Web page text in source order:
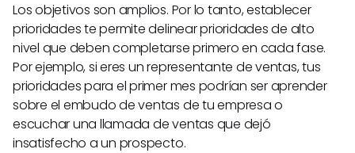
Los objetivos son amplios. Por lo tanto, establecer
prioridades te permite delinear prioridades de alto
nivel que deben completarse primero en cada fase.
Por ejemplo, si eres un representante de ventas, tus
prioridades para el primer mes podrían ser aprender
sobre el embudo de ventas de tu empresa o
escuchar una llamada de ventas que dejó
insatisfecho a un prospecto.